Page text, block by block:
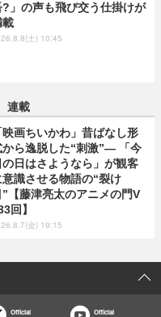
?」の声も飛び交う仕掛けが
載
土) 10:45
連載
映画ちいかわ」昔ばなし形
から逸脱した“刺激”― 「今
の日はさようなら」が観客
意識させる物語の“裂け
”【藤津亮太のアニメの門V
回】
金) 19:15
Official
Official